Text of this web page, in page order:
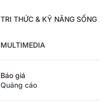
TRI THỨC & KỸ NĂNG SỐNG
MULTIMEDIA
Báo giá
Quảng cáo